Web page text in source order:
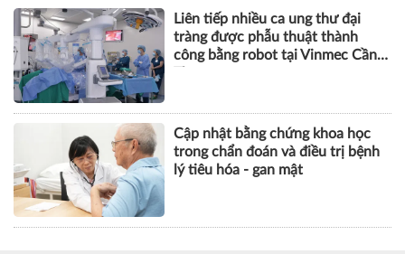
Liên tiếp nhiều ca ung thư đại
tràng được phẫu thuật thành
công bằng robot tại Vinmec Cần
Cập nhật bằng chứng khoa học
trong chẩn đoán và điều trị bệnh
lý tiêu hóa - gan mật